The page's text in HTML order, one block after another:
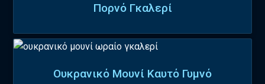
Πορνό Γκαλερί
Ουκρανικό Μουνί Καυτό Γυμνό